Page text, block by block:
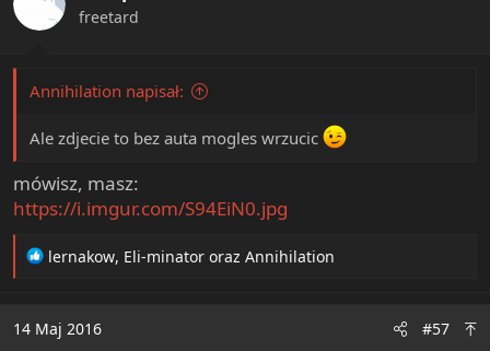
n
s
freetard
Annihilation napisał:
Ale zdjecie to bez auta mogles wrzucic
mówisz, masz:
https://i.imgur.com/S94EiN0.jpg
R
t
lernakow, Eli-minator oraz Annihilation
14 Maj 2016 #57